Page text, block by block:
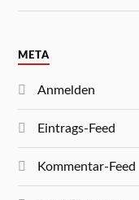
META
Anmelden
Eintrags-Feed
Kommentar-Feed